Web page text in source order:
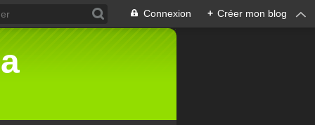
Connexion + Créer mon blog